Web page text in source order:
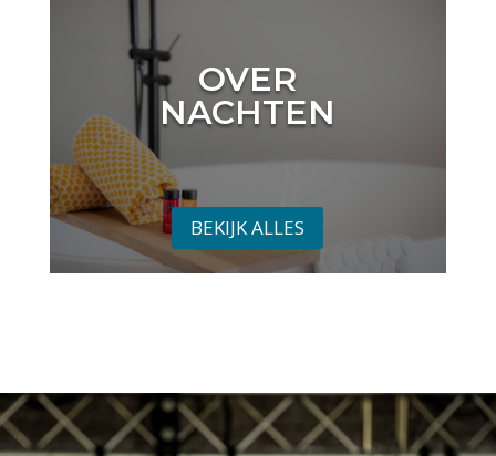
OVER
NACHTEN
BEKIJK ALLES